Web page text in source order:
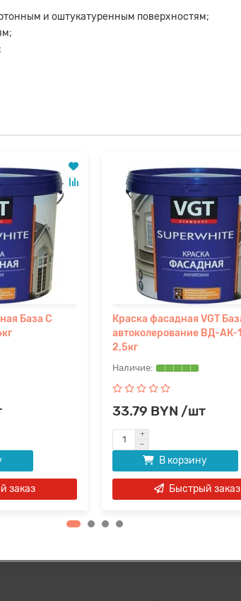
и оштукатуренным поверхностям;
База С
заказ
Краска фасадная VGT
автоколерование ВД-АК-
2,5кг
33.79 BYN /шт
В корзину
Быстрый заказ